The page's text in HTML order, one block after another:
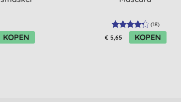
KOPEN
(18)
€ 5,65 KOPEN